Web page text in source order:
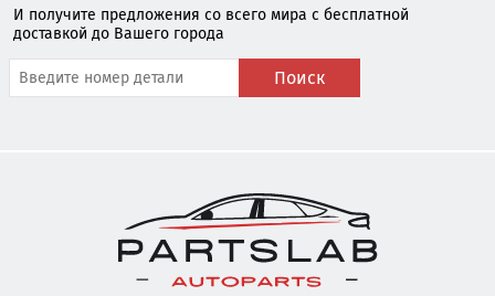
И получите предложения со всего мира с бесплатной
доставкой до Вашего города
Поиск